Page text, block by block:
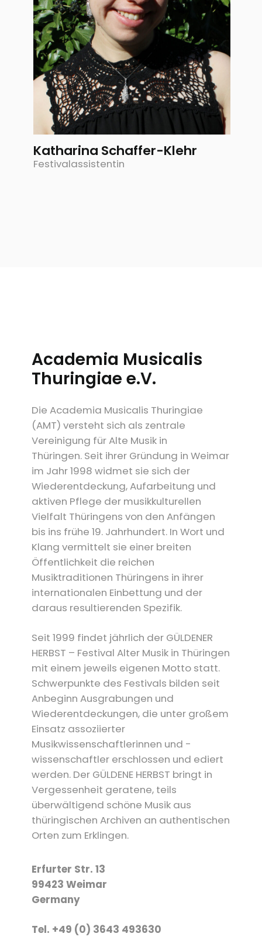
Katharina Schaffer-Klehr
Festivalassistentin
Academia Musicalis
Thuringiae e.V.
Die Academia Musicalis Thuringiae
(AMT) versteht sich als zentrale
Vereinigung für Alte Musik in
Thüringen. Seit ihrer Gründung in Weimar
im Jahr 1998 widmet sie sich der
Wiederentdeckung, Aufarbeitung und
aktiven Pflege der musikkulturellen
Vielfalt Thüringens von den Anfängen
bis ins frühe 19. Jahrhundert. In Wort und
Klang vermittelt sie einer breiten
Öffentlichkeit die reichen
Musiktraditionen Thüringens in ihrer
internationalen Einbettung und der
daraus resultierenden Spezifik.
Seit 1999 findet jährlich der GÜLDENER
HERBST – Festival Alter Musik in Thüringen
mit einem jeweils eigenen Motto statt.
Schwerpunkte des Festivals bilden seit
Anbeginn Ausgrabungen und
Wiederentdeckungen, die unter großem
Einsatz assoziierter
Musikwissenschaftlerinnen und -
wissenschaftler erschlossen und ediert
werden. Der GÜLDENE HERBST bringt in
Vergessenheit geratene, teils
überwältigend schöne Musik aus
thüringischen Archiven an authentischen
Orten zum Erklingen.
Erfurter Str. 13
99423 Weimar
Germany
Tel. +49 (0) 3643 493630